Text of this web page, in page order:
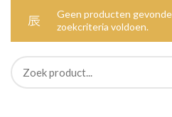
Geen producten
zoekcriteria voldoen.